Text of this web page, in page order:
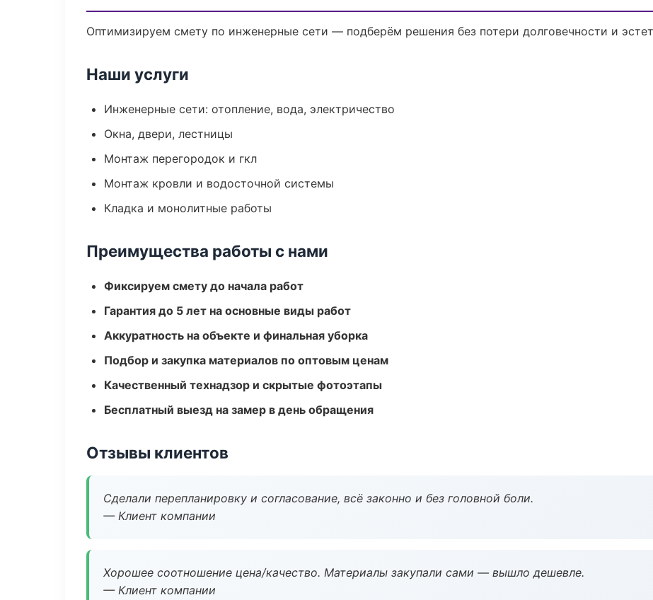
Оптимизируем смету по инженерные сети — подберём решения без потери долговечности и
Наши услуги
Инженерные сети: отопление, вода, электричество
Окна, двери, лестницы
Монтаж перегородок и гкл
Монтаж кровли и водосточной системы
Кладка и монолитные работы
Преимущества работы с нами
Фиксируем смету до начала работ
Гарантия до 5 лет на основные виды работ
Аккуратность на объекте и финальная уборка
Подбор и закупка материалов по оптовым ценам
Качественный технадзор и скрытые фотоэтапы
Бесплатный выезд на замер в день обращения
Отзывы клиентов
Сделали перепланировку и согласование, всё законно и без головной боли.
— Клиент компании
Хорошее соотношение цена/качество. Материалы закупали сами — вышло дешевле.
— Клиент компании